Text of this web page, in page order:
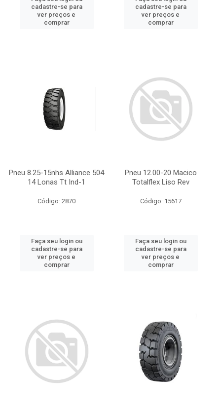
cadastre-se para
ver preços e
comprar
cadastre-se para
ver preços e
comprar
Pneu 8.25-15nhs Alliance 504
14 Lonas Tt Ind-1
Código: 2870
Faça seu login ou
cadastre-se para
ver preços e
comprar
Pneu 12.00-20 Macico
Totalflex Liso Rev
Código: 15617
Faça seu login ou
cadastre-se para
ver preços e
comprar